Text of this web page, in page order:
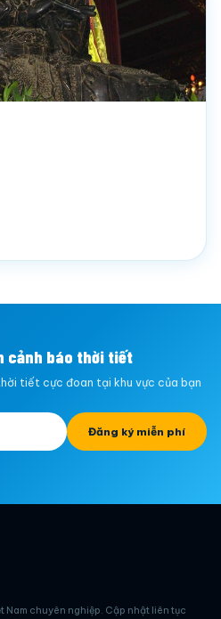
cảnh báo thời tiết
tiết cực đoan tại khu vực của bạn
Đăng ký miễn phí
Nam chuyên nghiệp. Cập nhật liên tục